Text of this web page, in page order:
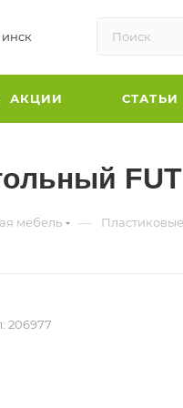
АКЦИИ СТАТЬИ
мебель —
206977